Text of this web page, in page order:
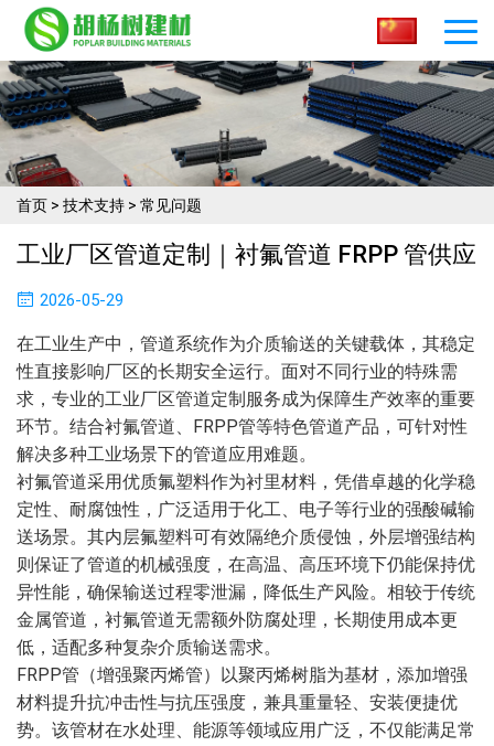
首页 > 技术支持 > 常见问题
工业厂区管道定制｜衬氟管道 FRPP 管供应
2026-05-29
在工业生产中，管道系统作为介质输送的关键载体，其稳定
性直接影响厂区的长期安全运行。面对不同行业的特殊需
求，专业的工业厂区管道定制服务成为保障生产效率的重要
环节。结合衬氟管道、FRPP管等特色管道产品，可针对性
解决多种工业场景下的管道应用难题。
衬氟管道采用优质氟塑料作为衬里材料，凭借卓越的化学稳
定性、耐腐蚀性，广泛适用于化工、电子等行业的强酸碱输
送场景。其内层氟塑料可有效隔绝介质侵蚀，外层增强结构
则保证了管道的机械强度，在高温、高压环境下仍能保持优
异性能，确保输送过程零泄漏，降低生产风险。相较于传统
金属管道，衬氟管道无需额外防腐处理，长期使用成本更
低，适配多种复杂介质输送需求。
FRPP管（增强聚丙烯管）以聚丙烯树脂为基材，添加增强
材料提升抗冲击性与抗压强度，兼具重量轻、安装便捷优
势。该管材在水处理、能源等领域应用广泛，不仅能满足常